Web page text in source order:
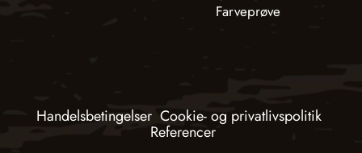
Farveprøve
Handelsbetingelser Cookie- og privatlivspolitik
Referencer